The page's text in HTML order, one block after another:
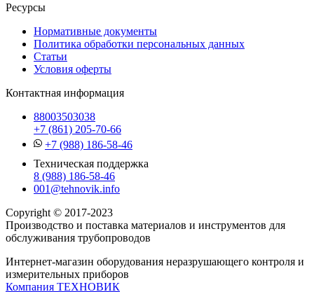
Ресурсы
Нормативные документы
Политика обработки персональных данных
Статьи
Условия оферты
Контактная информация
88003503038
+7 (861) 205-70-66
+7 (988) 186-58-46
Техническая поддержка
8 (988) 186-58-46
001@tehnovik.info
Copyright © 2017-2023
Производство и поставка материалов и инструментов для
обслуживания трубопроводов
Интернет-магазин оборудования неразрушающего контроля и
измерительных приборов
Компания ТЕХНОВИК